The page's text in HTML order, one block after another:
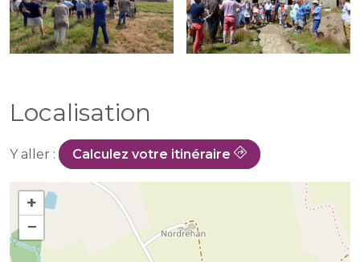
Localisation
Y aller : Calculez votre itinéraire
+
−